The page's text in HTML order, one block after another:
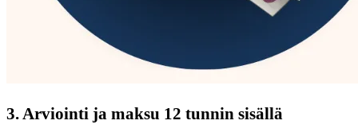
3. Arviointi ja maksu 12 tunnin sisällä